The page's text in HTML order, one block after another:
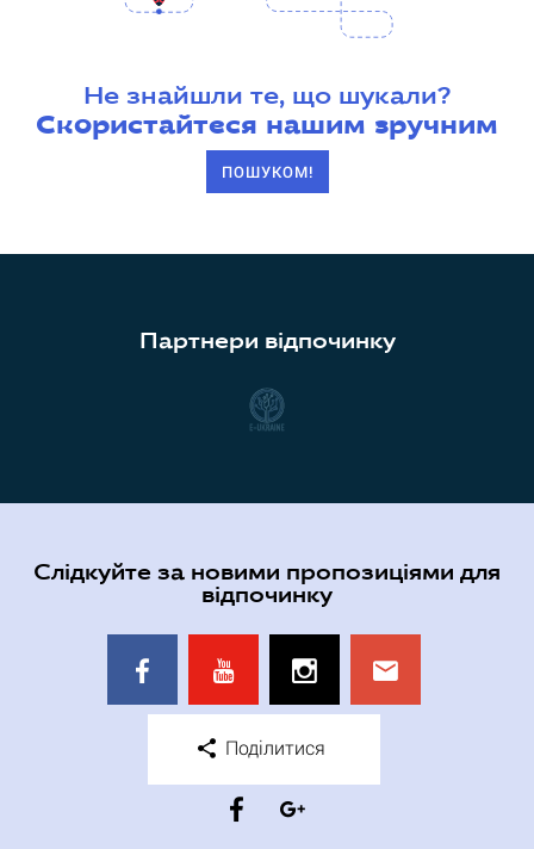
Не знайшли те, що шукали?
Скористайтеся нашим зручним
ПОШУКОМ!
Партнери відпочинку
Слідкуйте за новими пропозиціями для
відпочинку
Поділитися